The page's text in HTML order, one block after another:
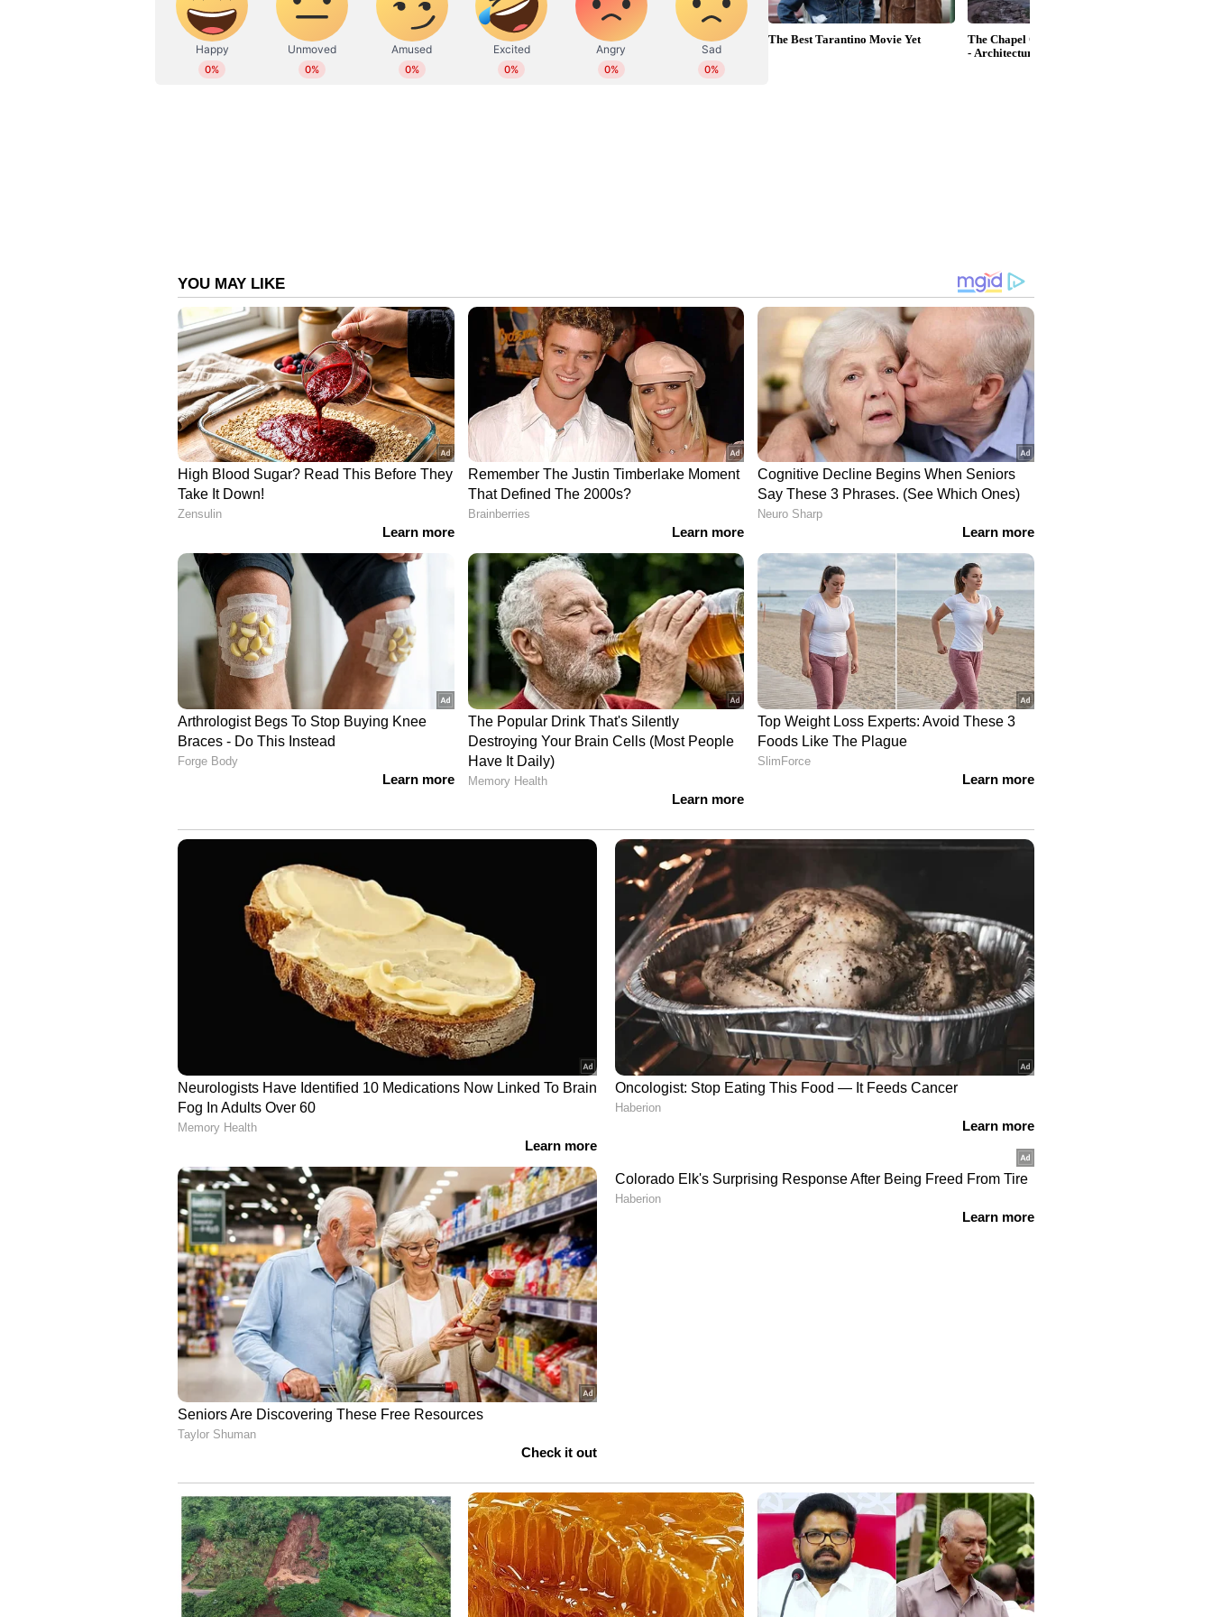
രാഷ്ട്രീയപാർട്ടികൾക്കും കരട് വിജ്ഞാപനത്തിന്റെ മൂന്ന് പകർപ്പുകൾ വീതം
സൗജന്യമായി ബന്ധപ്പെട്ട തദ്ദേശസ്ഥാപന സെക്രട്ടറി നൽകും. പകർപ്പ് ആവശ്യമുള്ള
മറ്റുള്ളവർക്ക് പേജ് ഒന്നിന് മൂന്ന് രൂപയും ജി എസ് ടിയും തുക ഈടാക്കി നൽകും.
ലഭിക്കുന്ന ആക്ഷേപങ്ങളും അഭിപ്രായങ്ങളും ഡീലിമിറ്റേഷൻ കമ്മീഷൻ പരിശോധിച്ച്
ആവശ്യമായ തുടർനടപടി സ്വീകരിക്കും. ജില്ലാ കളക്ടർ മുഖേനയാണ് ഇത് സംബന്ധിച്ച
അന്വേഷണം നടത്തുക. അന്വേഷണ ഉദ്യോഗസ്ഥർ ആവശ്യമെങ്കിൽ പരാതിക്കാരിൽ
കൂടി ഡീലിമിറ്റേഷൻ കമ്മീഷന് റിപ്പോർട്ട് സമർപ്പിക്കും. ആവശ്യമെങ്കിൽ പരാതിക്കാരെ
നേരിൽ കേട്ട് കമ്മീഷൻ പരാതികൾ തീർപ്പാക്കും. അതിന് ശേഷം ആദ്യഘട്ട വാർഡ്
പുനർവിഭജനത്തിന്റെ അന്തിമ വിജ്ഞാപനം പുറപ്പെടുവിക്കും.
ഇതാദ്യമായാണ് ഡിജിറ്റൽ സാങ്കേതികവിദ്യ ഉപയോഗിച്ച് വാർഡുകൾ
പുനർനിർണയിക്കുന്നതിന് എല്ലാ വാർഡുകളുടെയും അതിർത്തികൾ വരച്ചിട്ടുള്ളത്.
ഇതിനായി ഇൻഫർമേഷൻ കേരള മിഷൻ തയ്യാറാക്കിയ ക്യൂഫീൽഡ് ആപ്പാണ്
ഉപയോഗിച്ചത്. പൂർണമായും ഓപ്പൺ സോഴ്സ് സാങ്കേതികത അടിസ്ഥാനമാക്കിയാണ്
ഈ ആപ്പിന്റെ ഉപയോഗം ക്രമീകരിച്ചിട്ടുള്ളത്. സംസ്ഥാനത്തെ മുഴുവൻ വാർഡ്
വിഭജനവും കൃത്യതയോടെ മൊബൈൽ ആപ്ളിക്കേഷന്റെ സഹായത്തോടെ ഫീൽഡ്
പൂർത്തീകരിച്ച മാപ്പുകൾ പൊതുജനങ്ങൾക്ക് കാണുവാനും പ്രിന്റ് എടുക്കുന്നതിനും
പൂർണസുരക്ഷ ഉറപ്പാക്കി എച്ച്.റ്റി.എം.എൽ ഫോർമാറ്റിലാണ് വെബ്സൈറ്റിൽ
ലഭ്യമാക്കിയിട്ടുള്ളത്. 2011 ലെ സെൻസസ് ജനസംഖ്യ അടിസ്ഥാനമാക്കി വാർഡുകളുടെ
എണ്ണം പുതുക്കി നിശ്ചയിച്ചിരുന്നു. പഞ്ചായത്തുകളുടെ നിയോജകമണ്ഡലങ്ങളുടെ എണ്ണം
നിശ്ചയിച്ച് തദ്ദേശസ്വയംഭരണവകുപ്പ് റൂറൽ ഡയറക്ടറും, മുനിസിപ്പാലിറ്റി, കോർപ്പറേഷൻ
എന്നിവടങ്ങളിലെ വാർഡുകളുടെ എണ്ണം നിശ്ചയിച്ച് സർക്കാരും വിജ്ഞാപനം
പുറപ്പെടുവിച്ചിരുന്നു. സ്ത്രീകൾക്കും,പട്ടികജാതി, പട്ടികവർഗ്ഗവിഭാഗങ്ങൾക്കുമുള്ള
സംവരണവാർഡുകളുടെ എണ്ണവും പുതുക്കി നിശ്ചയിച്ചിട്ടുണ്ട്.
ഈ മാനദണ്ഡപ്രകാരം ഗ്രാമപഞ്ചായത്തുകളിൽ 1375 വാർഡുകളും,
മുനിസിപ്പാലിറ്റികളിൽ 128 വാർഡുകളും, കോർപ്പറേഷനുകളിൽ ഏഴ് വാർഡുകളും
പുതുതായി നിലവിൽ വരും. 2024 സെപ്തംബർ 24 ന് വാർഡ് പുനർവിഭജനത്തിനുള്ള
മാർഗ്ഗനിർദ്ദേശങ്ങൾ പുറപ്പെടുവിച്ചിരുന്നു. മൂന്ന് ഘട്ടങ്ങളിലായാണ് പുനർവിഭജനപ്രക്രിയ
നടക്കുന്നത്. ആദ്യഘട്ടത്തിൽ ഗ്രാമപഞ്ചായത്തുകൾ, മുനിസിപ്പാലിറ്റികൾ,
കോർപ്പറേഷനുകൾ എന്നിവടങ്ങളിലും, രണ്ടാം ഘട്ടത്തിൽ ബ്ളോക്ക്
പഞ്ചായത്തുകളിലും, മൂന്നാം ഘട്ടത്തിൽ ജില്ലാ പഞ്ചായത്തുകളിലും എന്നിങ്ങനെയാണ്
വാർഡ് പുനർവിഭജനം നടത്തുന്നത്.